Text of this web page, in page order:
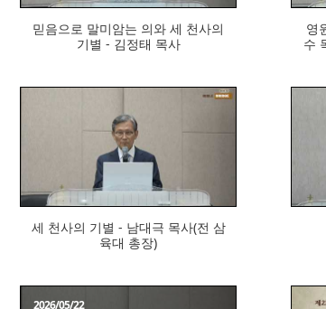
믿음으로 말미암는 의와 세 천사의
기별 - 김정태 목사
영
수
세 천사의 기별 - 남대극 목사(전 삼
육대 총장)
2026/05/22